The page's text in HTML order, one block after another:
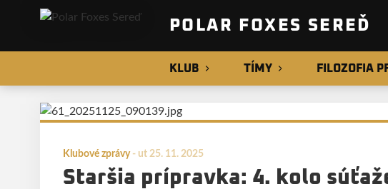
POLAR FOXES SEREĎ
KLUB TÍMY FILOZOFIA
Klubové zprávy- ut 25. 11. 2025
Staršia prípravka: 4. kolo